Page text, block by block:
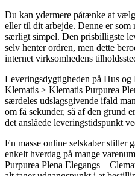
Du kan ydermere påtænke at
eller til dit arbejde. Denne er som
særligt simpel. Den prisbilligste
selv henter ordren, men dette
internet virksomhedens
Leveringsdygtigheden på Hus
Klematis > Klematis Purpurea
særdeles udslagsgivende ifald
om få sekunder, så af den grund
det anslåede leveringstidspunkt
En masse online selskaber stiller
enkelt hverdag på mange
Purpurea Plena Elegangs –